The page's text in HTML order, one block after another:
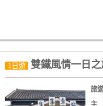
商
品
宣
傳
1日遊 雙鐵風情一日
旅
主